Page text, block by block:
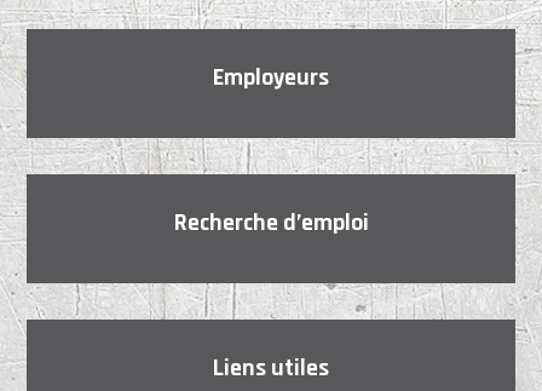
Employeurs
Recherche d’emploi
Liens utiles